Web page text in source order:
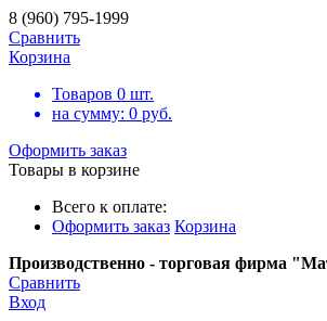
8 (960) 795-1999
Сравнить
Корзина
Товаров 0 шт.
на сумму: 0 руб.
Оформить заказ
Товары в корзине
Всего к оплате:
Оформить заказ Корзина
Производственно - торговая фирма
Сравнить
Вход